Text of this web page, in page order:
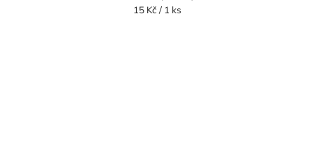
Měrná
15 Kč / 1 ks